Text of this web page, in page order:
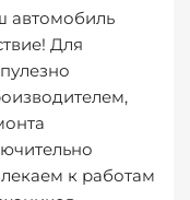
автомобиль
Для
к работам